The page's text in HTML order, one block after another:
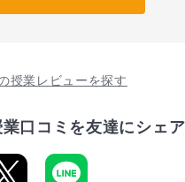
授業レビューを探す
口コミを友達にシェ